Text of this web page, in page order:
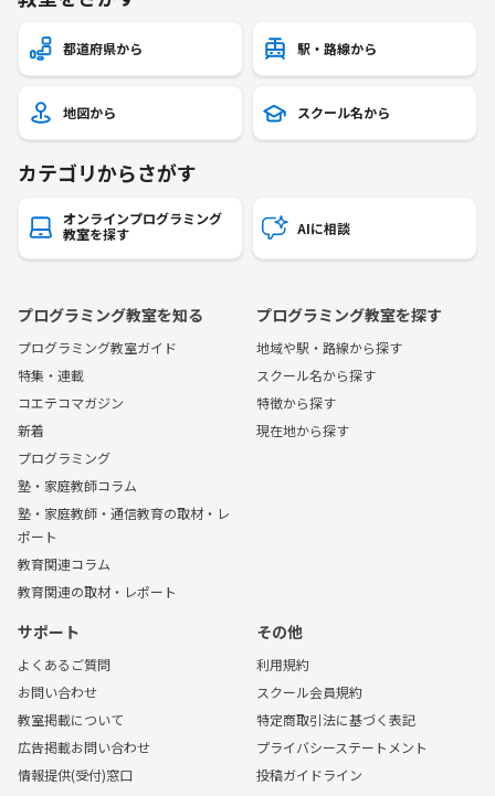
都道府県から 駅・路線から
地図から スクール名から
カテゴリからさがす
オンラインプログラミング
教室を探す
AIに相談
プログラミング教室を知る
プログラミング教室ガイド
特集・連載
コエテコマガジン
新着
プログラミング
塾・家庭教師コラム
塾・家庭教師・通信教育の取材・レ
ポート
教育関連コラム
教育関連の取材・レポート
プログラミング教室を探す
地域や駅・路線から探す
スクール名から探す
特徴から探す
現在地から探す
サポート
よくあるご質問
お問い合わせ
教室掲載について
広告掲載お問い合わせ
情報提供(受付)窓口
その他
利用規約
スクール会員規約
特定商取引法に基づく表記
プライバシーステートメント
投稿ガイドライン